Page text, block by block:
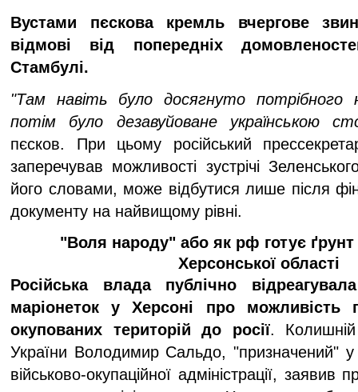
Вустами пєскова кремль вчергове
відмові від попередніх
Стамбулі.
"Там навіть було досягнуто потрібного
потім було дезавуйоване українською
пєсков. При цьому російський
заперечував можливості зустрічі
його словами, може відбутися лише після
документу на найвищому рівні.
"Воля народу" або як рф готує ґрунт
Херсонської області
Російська влада публічно
маріонеток у Херсоні про можливість
окупованих територій до росії.
України Володимир Сальдо, "призначений" у
військово-окупаційної адміністрації, заявив